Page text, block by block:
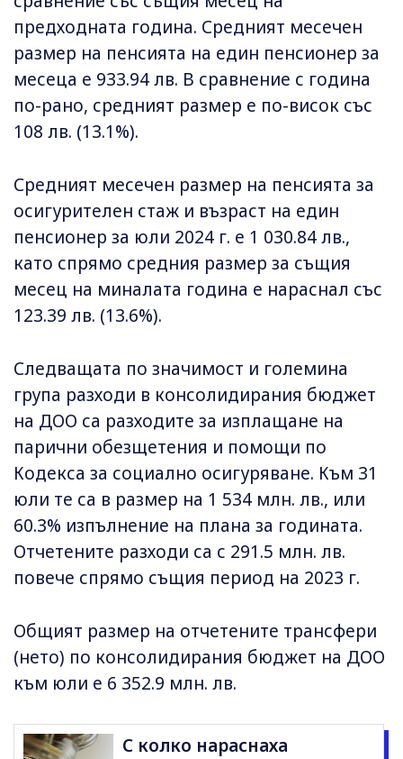
предходната година. Средният месечен
размер на пенсията на един пенсионер за
месеца е 933.94 лв. В сравнение с година
по-рано, средният размер е по-висок със
108 лв. (13.1%).
Средният месечен размер на пенсията за
осигурителен стаж и възраст на един
пенсионер за юли 2024 г. е 1 030.84 лв.,
като спрямо средния размер за същия
месец на миналата година е нараснал със
123.39 лв. (13.6%).
Следващата по значимост и големина
група разходи в консолидирания бюджет
на ДОО са разходите за изплащане на
парични обезщетения и помощи по
Кодекса за социално осигуряване. Към 31
юли те са в размер на 1 534 млн. лв., или
60.3% изпълнение на плана за годината.
Отчетените разходи са с 291.5 млн. лв.
повече спрямо същия период на 2023 г.
Общият размер на отчетените трансфери
(нето) по консолидирания бюджет на ДОО
към юли е 6 352.9 млн. лв.
С колко нараснаха